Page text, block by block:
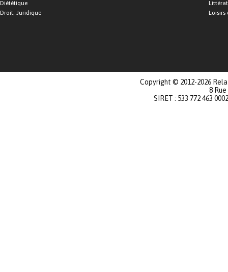
Diététique
Droit, Juridique
Loisirs
Copyright © 2012-2026
8
SIRET : 533 772 463